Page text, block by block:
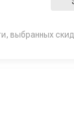
выбранных